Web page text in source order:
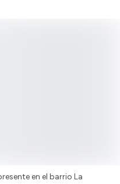
en el barrio La